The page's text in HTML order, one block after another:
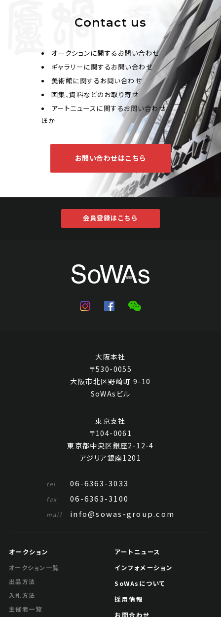
Contact us
オークションに関するお問い合わせ
ギャラリーに関するお問い合わせ
美術館に関するお問い合わせ
画集、資料などのお取り寄せ
アートニュースに関するお問い合わせ
ほか
お問い合わせはこちら
会員登録はこちら
大阪本社
〒530-0055
大阪市北区野崎町 9-10
SoWAsビル
東京支社
〒104-0061
東京都中央区銀座2-12-4
アジリア銀座1201
tel 06-6363-3033
fax 06-6363-3100
mail info@sowas-group.com
オークション
オークション一覧
出品方法
入札方法
主催者一覧
アートニュース
インフォメーション
SoWAsについて
採用情報
お問合わせ